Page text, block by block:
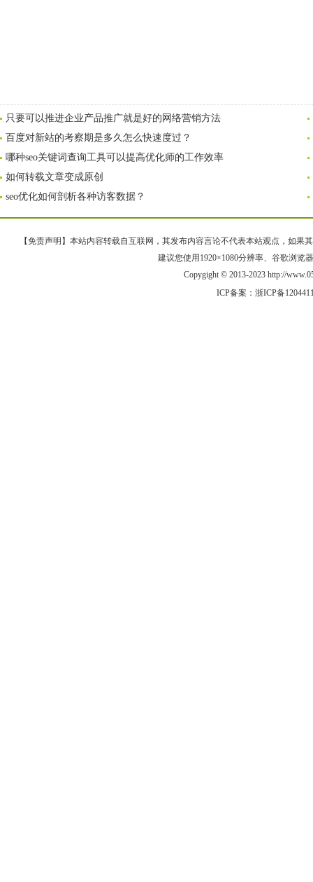
只要可以推进企业产品推广就是好的网络营销方法
百度对新站的考察期是多久怎么快速度过？
哪种seo关键词查询工具可以提高优化师的工作效率
如何转载文章变成原创
seo优化如何剖析各种访客数据？
【免责声明】本站内容转载自互联网，其发布内容言论不代表本站观点，如果
建议您使用1920×1080分辨率、谷歌浏览
Copygight © 2013-2023 http://
ICP备案： 浙ICP备